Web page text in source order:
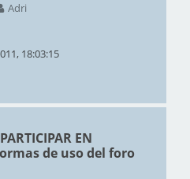
Adri
18:03:15
EN
de uso del foro